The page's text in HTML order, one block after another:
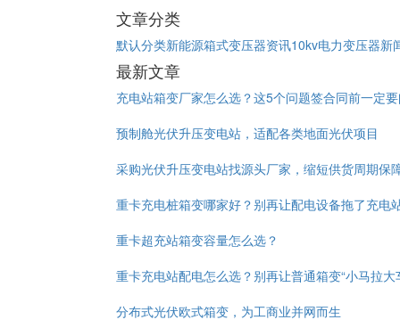
文章分类
默认分类新能源箱式变压器资讯10kv电力变压器新
最新文章
充电站箱变厂家怎么选？这5个问题签合同前一定
预制舱光伏升压变电站，适配各类地面光伏项目
采购光伏升压变电站找源头厂家，缩短供货周期保
重卡充电桩箱变哪家好？别再让配电设备拖了充电
重卡超充站箱变容量怎么选？
重卡充电站配电怎么选？别再让普通箱变“小马拉大
分布式光伏欧式箱变，为工商业并网而生